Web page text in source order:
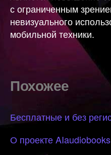
с ограниченным
невизуального
мобильной техники.
Похожее
Бесплатные и без
О проекте AIaudiobooks